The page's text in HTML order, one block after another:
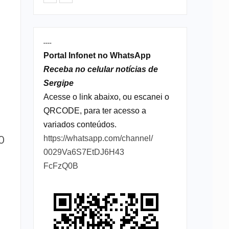
----
Portal Infonet no WhatsApp
Receba no celular notícias de
Sergipe
Acesse o link abaixo, ou escanei o
QRCODE, para ter acesso a
variados conteúdos.
https://whatsapp.com/channel/
0029Va6S7EtDJ6H43
FcFzQ0B